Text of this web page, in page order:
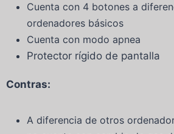
Cuenta con 4 botones a
ordenadores básicos
Cuenta con modo apnea
Protector rígido de pantalla
Contras:
A diferencia de otros